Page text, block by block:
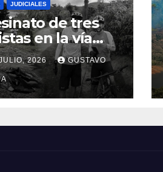
JUDICIALES
de tres
en la vía
– Silvia,
en el
2026 GUSTAVO